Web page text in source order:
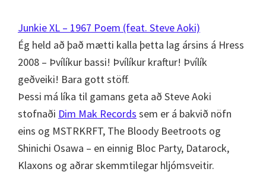
Junkie XL – 1967 Poem (feat. Steve Aoki)
Ég held að það mætti kalla þetta lag ársins á Hress
2008 – Þvílíkur bassi! Þvílíkur kraftur! Þvílík
geðveiki! Bara gott stöff.
Þessi má líka til gamans geta að Steve Aoki
stofnaði Dim Mak Records sem er á bakvið nöfn
eins og MSTRKRFT, The Bloody Beetroots og
Shinichi Osawa – en einnig Bloc Party, Datarock,
Klaxons og aðrar skemmtilegar hljómsveitir.